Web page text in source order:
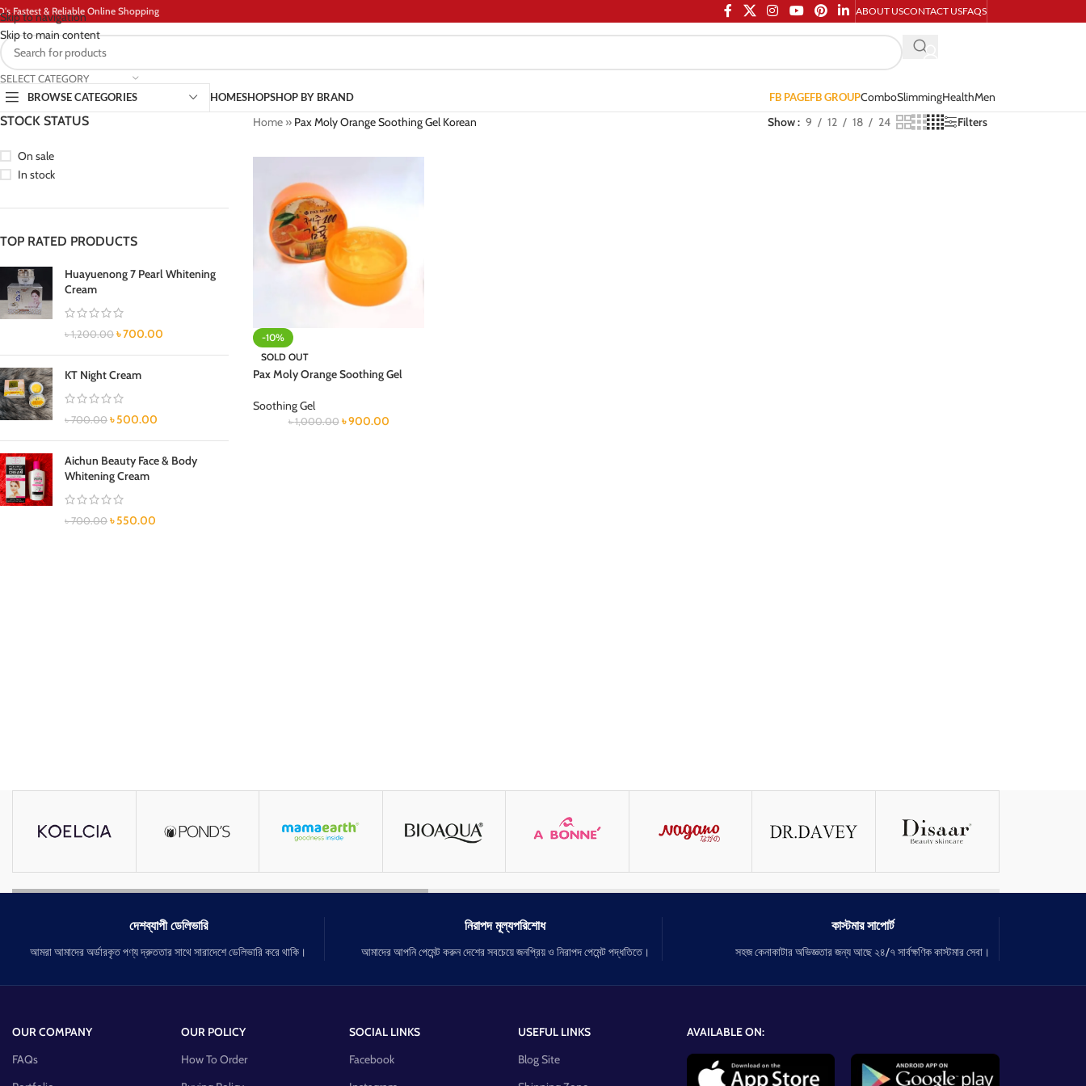
Skip to navigation
Skip to main content
Fastest & Reliable Online Shopping ABOUT USCONTACT USFAQS
SELECT CATEGORY
BROWSE CATEGORIES
HOMESHOPSHOP BY BRAND FB PAGEFB GROUPComboSlimmingHealthMen
STOCK STATUS
On sale
In stock
TOP RATED PRODUCTS
Huayuenong 7 Pearl Whitening
Cream
৳1,200.00 ৳700.00
KT Night Cream
৳700.00 ৳500.00
Aichun Beauty Face & Body
Whitening Cream
৳700.00 ৳550.00
Home» Pax Moly Orange Soothing Gel Korean Show 9 12 18 24 Filters
-10%
SOLD OUT
Pax Moly Orange Soothing Gel
Soothing Gel
৳1,000.00 ৳900.00
দেশব্যাপী ডেলিভারি
আমরা আমাদের অর্ডারকৃত পণ্য দ্রুততার সাথে সারাদেশে ডেলিভারি করে থাকি।
নিরাপদ মূল্যপরিশোধ
আমাদের আপনি পেমেন্ট করুন দেশের সবচেয়ে জনপ্রিয় ও নিরাপদ পেমেন্ট পদ্ধতিতে।
কাস্টমার সাপোর্ট
সহজ কেনাকাটার অভিজ্ঞতার জন্য আছে ২৪/৭ সার্বক্ষণিক কাস্টমার সেবা।
OUR COMPANY
FAQs
OUR POLICY
How To Order
SOCIAL LINKS
Facebook
USEFUL LINKS
Blog Site
AVAILABLE ON: